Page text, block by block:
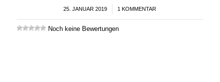
25. JANUAR 2019
/ 1 KOMMENTAR
Noch keine Bewertungen